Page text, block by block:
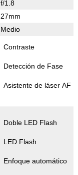
f/1.8
27mm
Medio
Contraste
Detección de Fase
Asistente de láser AF
Doble LED Flash
LED Flash
Enfoque automático